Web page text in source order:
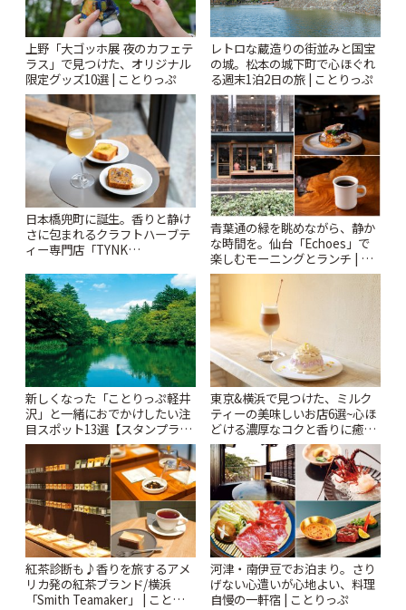
上野「大ゴッホ展 夜のカフェテ
ラス」で見つけた、オリジナル
限定グッズ10選 | ことりっぷ
レトロな蔵造りの街並みと国宝
の城。松本の城下町で心ほぐれ
る週末1泊2日の旅 | ことりっぷ
日本橋兜町に誕生。香りと静け
さに包まれるクラフトハーブテ
ィー専門店「TYNK
青葉通の緑を眺めながら、静か
な時間を。仙台「Echoes」で
楽しむモーニングとランチ | こ
とりっぷ
新しくなった「ことりっぷ軽井
沢」と一緒におでかけしたい注
目スポット13選【スタンプラリ
ー開催中】 | ことりっぷ
東京&横浜で見つけた、ミルク
ティーの美味しいお店6選~心ほ
どける濃厚なコクと香りに癒や
されるティータイム~ | ことりっ
ぷ
紅茶診断も♪香りを旅するアメ
リカ発の紅茶ブランド/横浜
「Smith Teamaker」 | ことりっ
河津・南伊豆でお泊まり。さり
げない心遣いが心地よい、料理
自慢の一軒宿 | ことりっぷ